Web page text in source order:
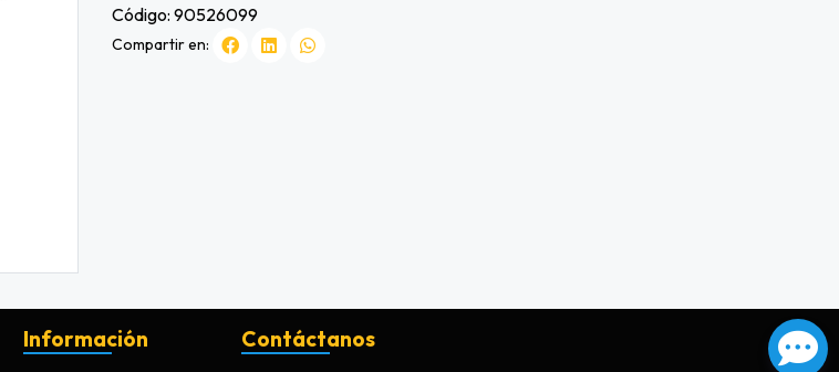
Código: 90526099
Compartir en:
Información Contáctanos